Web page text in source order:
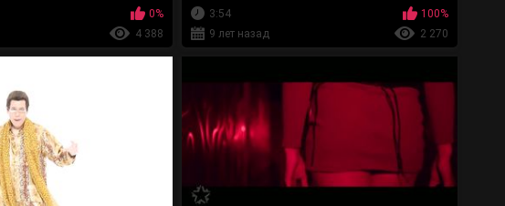
0%
4 388
3:54
100%
9 лет назад
2 270